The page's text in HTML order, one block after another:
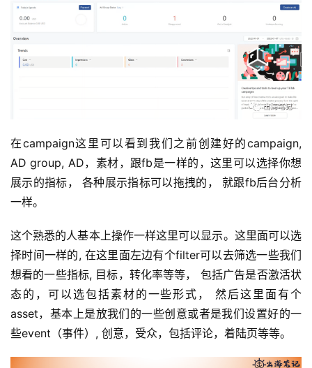
在campaign这里可以看到我们之前创建好的campaign,
AD group, AD，素材，跟fb是一样的，这里可以选择你想
展示的指标， 各种展示指标可以拖拽的， 就跟fb后台分析
一样。
这个熟悉的人基本上操作一样这里可以显示。这里面可以选
择时间一样的, 在这里面左边有个filter可以去筛选一些我们
想看的一些指标, 目标，转化率等等， 包括广告是否激活状
态的，可以选包括素材的一些形式， 然后这里面有个
asset，基本上是放我们的一些创意或者是我们设置好的一
些event（事件）, 创意，受众，包括评论，着陆页等等。